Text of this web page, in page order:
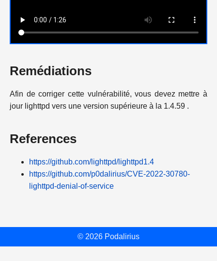
Remédiations
Afin de corriger cette vulnérabilité, vous devez mettre à
jour lighttpd vers une version supérieure à la 1.4.59 .
References
https://github.com/lighttpd/lighttpd1.4
https://github.com/p0dalirius/CVE-2022-30780-
lighttpd-denial-of-service
© 2026 Podalirius